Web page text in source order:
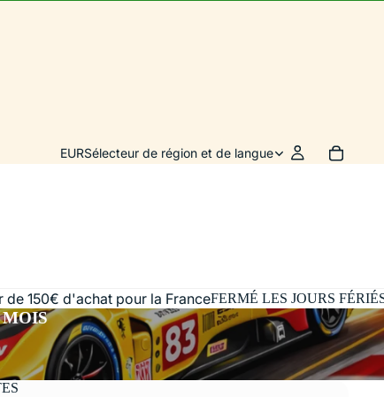
EURSélecteur de région et de langue
150€ d'achat pour la FranceFERMÉ LES JOURS